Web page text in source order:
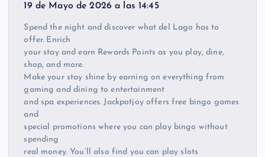
19 de Mayo de 2026 a las 14:45
Spend the night and discover what del Lago has to
offer. Enrich
your stay and earn Rewards Points as you play, dine,
shop, and more.
Make your stay shine by earning on everything from
gaming and dining to entertainment
and spa experiences. Jackpotjoy offers free bingo games
and
special promotions where you can play bingo without
spending
real money. You’ll also find you can play slots